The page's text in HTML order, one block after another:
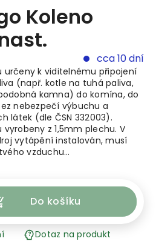
Koleno
cca 10 dní
určeny k viditelnému připojení
(např. kotle na tuhá paliva,
kamna) do komína, do
nebezpečí výbuchu a
látek (dle ČSN 332003).
z 1,5mm plechu. V
vytápění instalován, musí
vzduchu…
Do košíku
Dotaz na produkt